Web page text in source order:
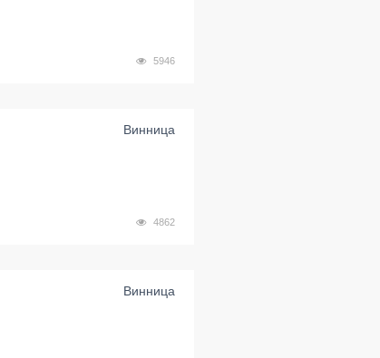
5946
Винница
4862
Винница